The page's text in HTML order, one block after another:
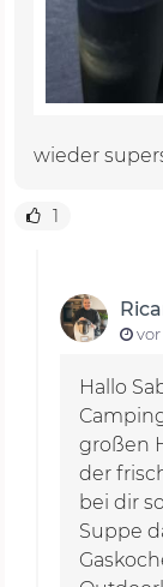
wieder
1
Hallo
großen
der
bei dir
Suppe